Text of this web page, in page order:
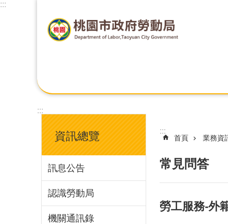
:::
:::
資訊總覽
訊息公告
認識勞動局
機關通訊錄
:::
首頁 業務資
常見問答
勞工服務-外